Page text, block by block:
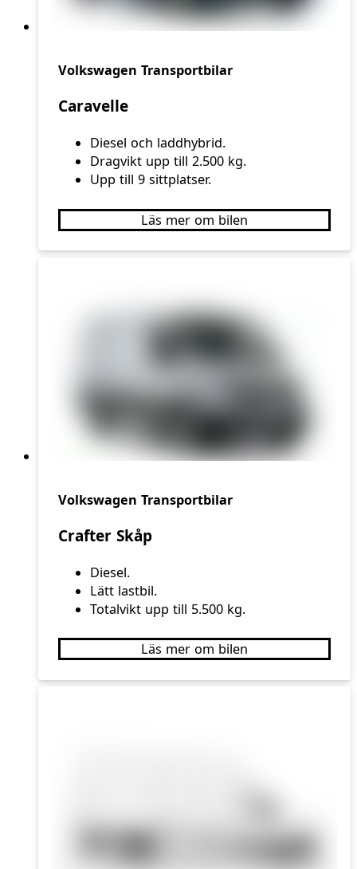
Volkswagen Transportbilar
Caravelle
Diesel och laddhybrid.
Dragvikt upp till 2.500 kg.
Upp till 9 sittplatser.
Läs mer om bilen
Volkswagen Transportbilar
Crafter Skåp
Diesel.
Lätt lastbil.
Totalvikt upp till 5.500 kg.
Läs mer om bilen